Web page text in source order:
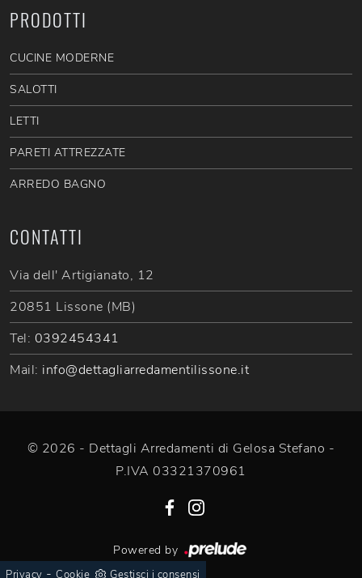
PRODOTTI
CUCINE MODERNE
SALOTTI
LETTI
PARETI ATTREZZATE
ARREDO BAGNO
CONTATTI
Via dell' Artigianato, 12
20851 Lissone (MB)
Tel: 0392454341
Mail: info@dettagliarredamentilissone.it
© 2026 - Dettagli Arredamenti di Gelosa Stefano -
P.IVA 03321370961
Powered by
Privacy - Cookie Gestisci i consensi